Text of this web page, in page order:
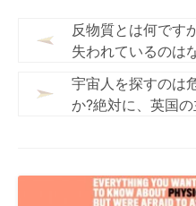
反物質とは何です
失われているのは
宇宙人を探すのは
か?絶対に、英国